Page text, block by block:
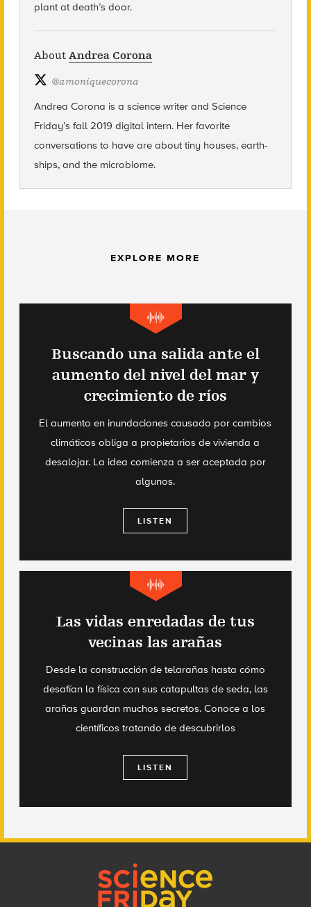
plant at death’s door.
About Andrea Corona
@amoniquecorona
Andrea Corona is a science writer and Science
Friday’s fall 2019 digital intern. Her favorite
conversations to have are about tiny houses, earth-
ships, and the microbiome.
EXPLORE MORE
Buscando una salida ante el
aumento del nivel del mar y
crecimiento de ríos
El aumento en inundaciones causado por cambios
climáticos obliga a propietarios de vivienda a
desalojar. La idea comienza a ser aceptada por
algunos.
LISTEN
Las vidas enredadas de tus
vecinas las arañas
Desde la construcción de telarañas hasta cómo
desafían la física con sus catapultas de seda, las
arañas guardan muchos secretos. Conoce a los
científicos tratando de descubrirlos
LISTEN